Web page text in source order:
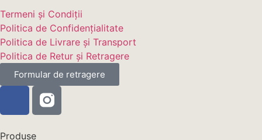
Termeni și Condiții
Politica de Confidențialitate
Politica de Livrare și Transport
Politica de Retur și Retragere
Formular de retragere
Produse